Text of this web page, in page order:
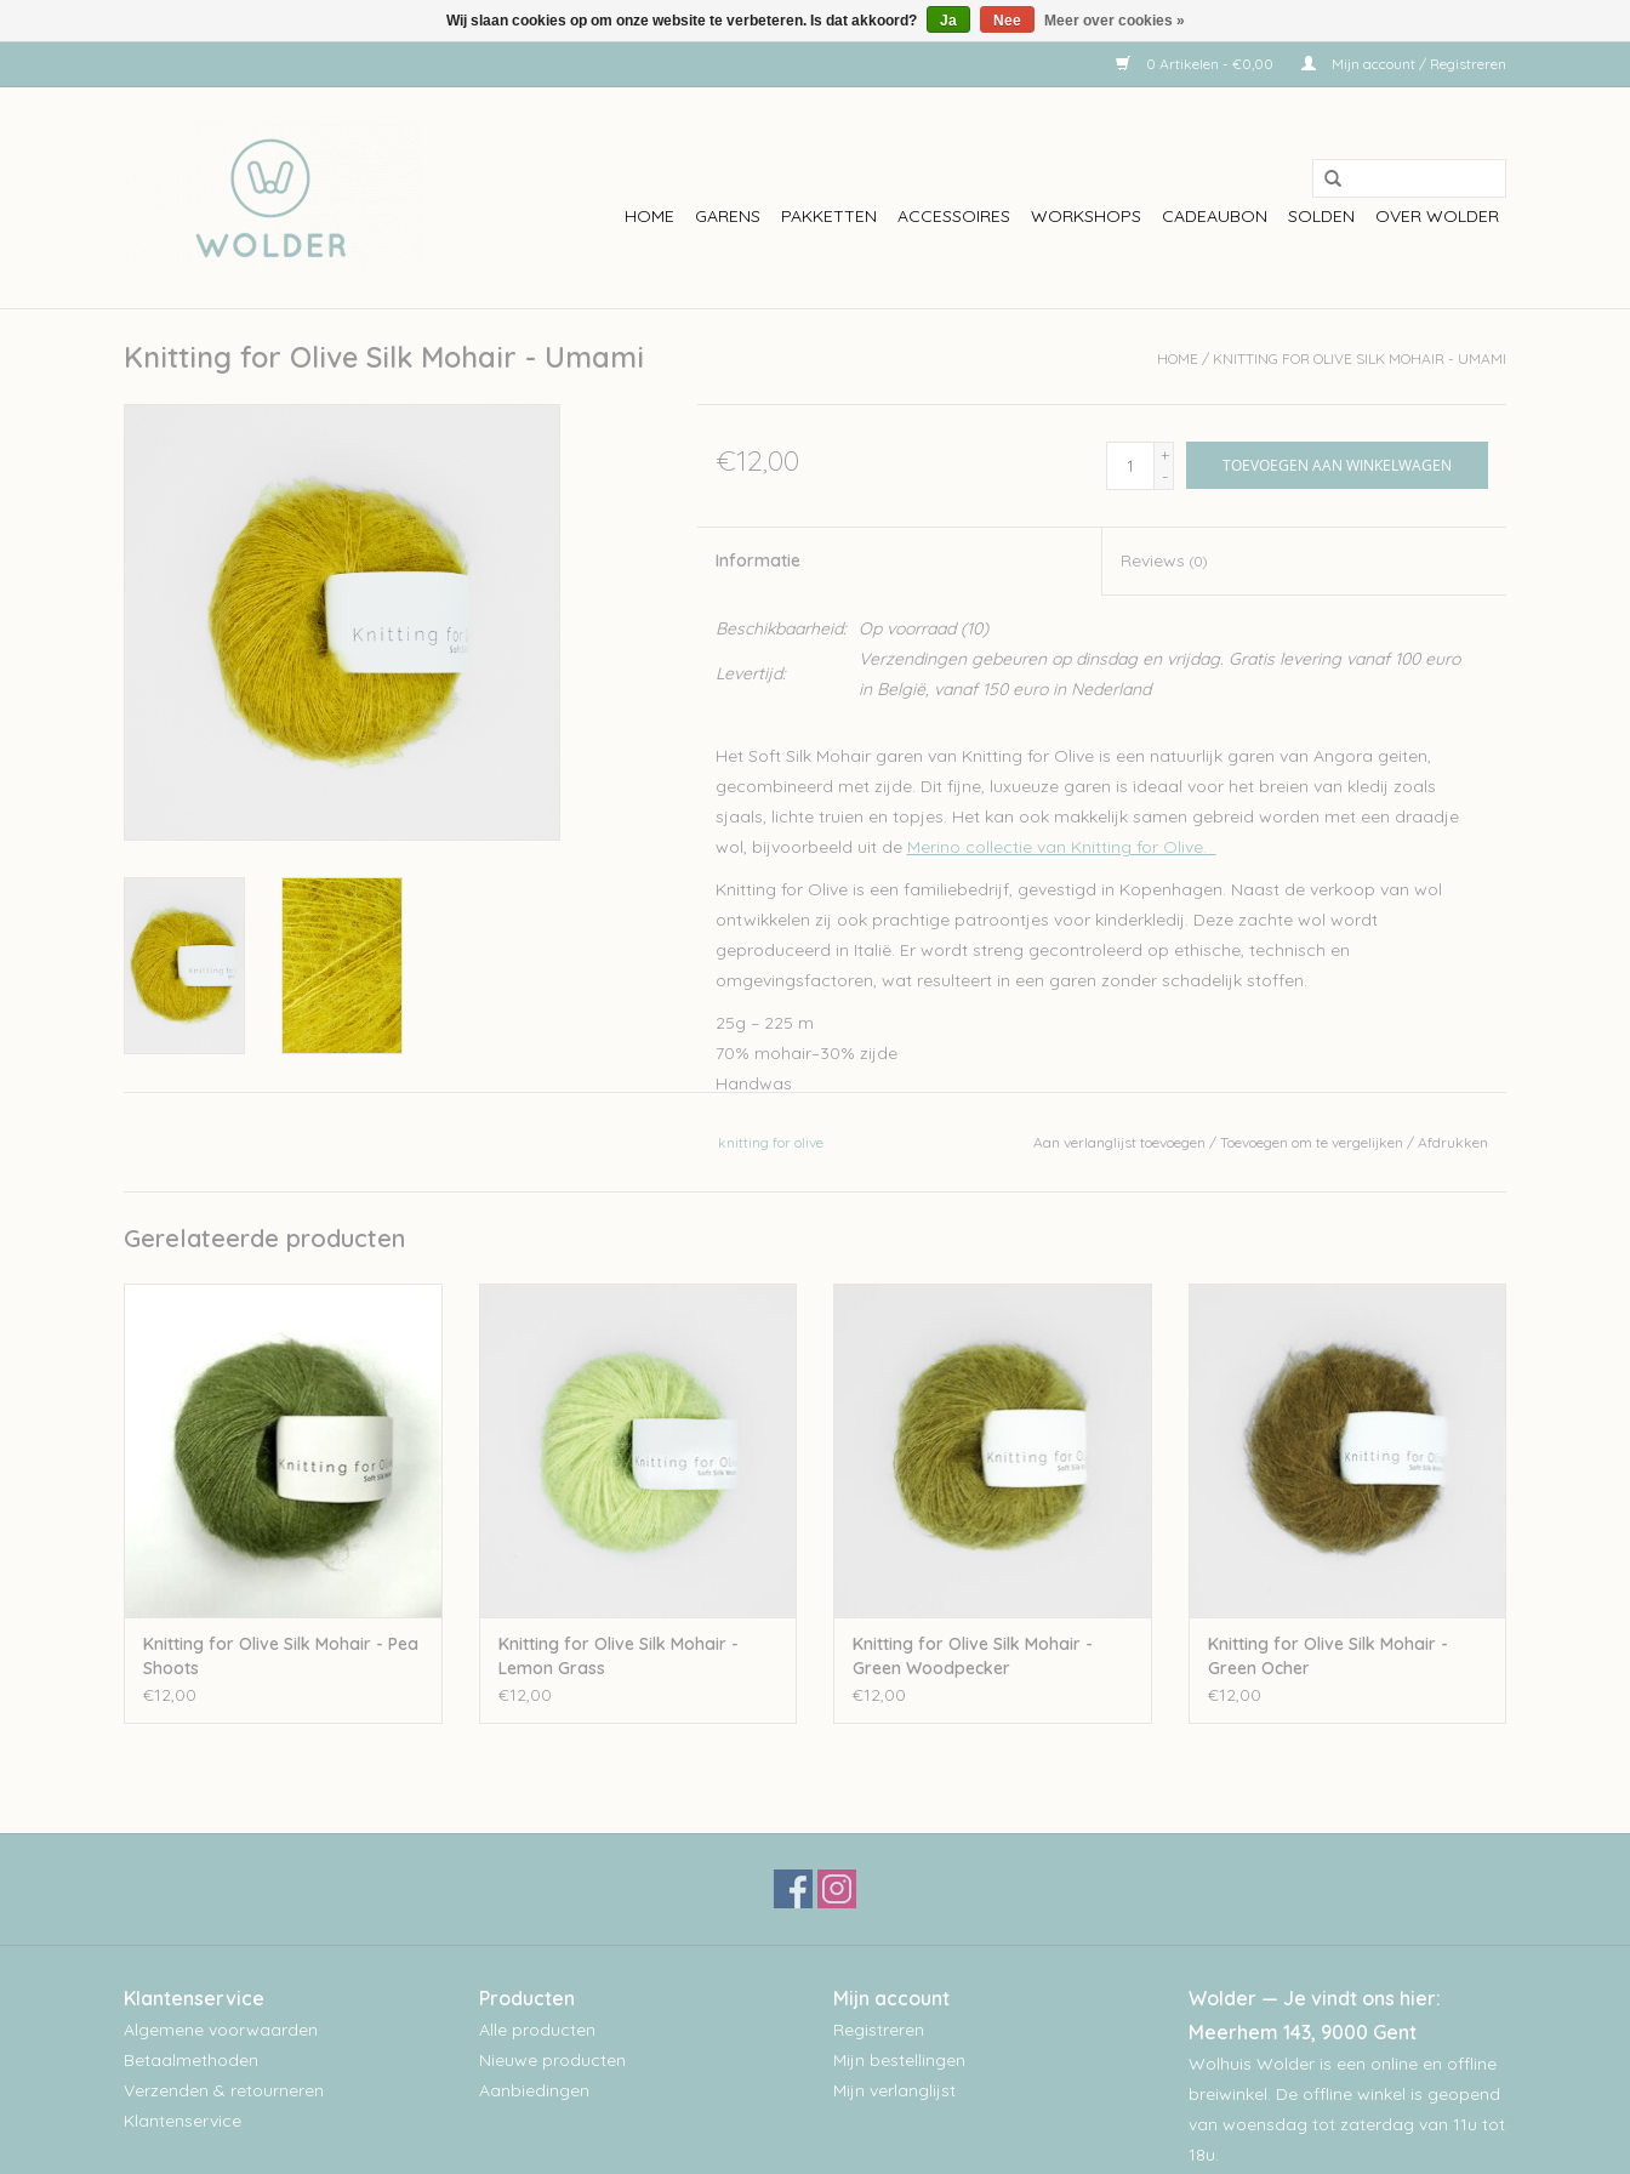
0 Artikelen - €0,00 Mijn account / Registreren
HOME GARENS PAKKETTEN ACCESSOIRES WORKSHOPS CADEAUBON SOLDEN OVER WOLDER
Knitting for Olive Silk Mohair - Umami HOME / KNITTING FOR OLIVE SILK MOHAIR - UMAMI
€12,00
+
-
TOEVOEGEN AAN WINKELWAGEN
Informatie Reviews(0)
Beschikbaarheid: Op voorraad(10)
Levertijd:
Verzendingen gebeuren op dinsdag en vrijdag. Gratis levering vanaf 100 euro
in België, vanaf 150 euro in Nederland
Het Soft Silk Mohair garen van Knitting for Olive is een natuurlijk garen van Angora geiten,
gecombineerd met zijde. Dit fijne, luxueuze garen is ideaal voor het breien van kledij zoals
sjaals, lichte truien en topjes. Het kan ook makkelijk samen gebreid worden met een draadje
wol, bijvoorbeeld uit de Merino collectie van Knitting for Olive.
Knitting for Olive is een familiebedrijf, gevestigd in Kopenhagen. Naast de verkoop van wol
ontwikkelen zij ook prachtige patroontjes voor kinderkledij. Deze zachte wol wordt
geproduceerd in Italië. Er wordt streng gecontroleerd op ethische, technisch en
omgevingsfactoren, wat resulteert in een garen zonder schadelijk stoffen.
25g – 225 m
70% mohair–30% zijde
Handwas
knitting for olive Aan verlanglijst toevoegen / Toevoegen om te vergelijken / Afdrukken
Gerelateerde producten
TOEVOEGEN AAN WINKELWAGEN
Knitting for Olive Silk Mohair - Pea
Shoots
€12,00
TOEVOEGEN AAN WINKELWAGEN
Knitting for Olive Silk Mohair -
Lemon Grass
€12,00
TOEVOEGEN AAN WINKELWAGEN
Knitting for Olive Silk Mohair -
Green Woodpecker
€12,00
TOEVOEGEN AAN WINKELWAGEN
Knitting for Olive Silk Mohair -
Green Ocher
€12,00
Klantenservice
Algemene voorwaarden
Betaalmethoden
Verzenden & retourneren
Klantenservice
Producten
Alle producten
Nieuwe producten
Aanbiedingen
Mijn account
Registreren
Mijn bestellingen
Mijn verlanglijst
Wolder — Je vindt ons hier:
Meerhem 143, 9000 Gent
Wolhuis Wolder is een online en offline
breiwinkel. De offline winkel is geopend
van woensdag tot zaterdag van 11u tot
18u.
Wij slaan cookies op om onze website te verbeteren. Is dat akkoord? Ja Nee Meer over cookies »